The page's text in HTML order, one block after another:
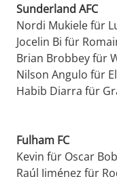
Sunderland AFC
Nordi Mukiele für
Jocelin Bi für
Brian Brobbey für
Nilson Angulo für
Habib Diarra für
Fulham FC
Kevin für Oscar
Raúl Jiménez für